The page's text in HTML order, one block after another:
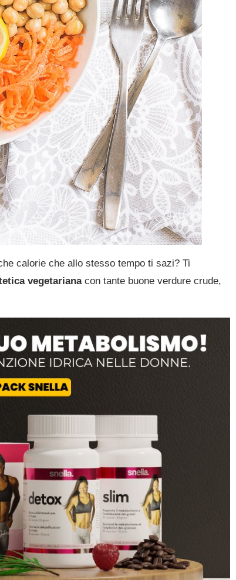
calorie che allo stesso tempo ti sazi? Ti
vegetarianacon tante buone verdure crude,